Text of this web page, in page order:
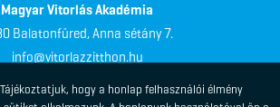
Magyar Vitorlás Akadémia
Balatonfüred, Anna sétány 7.
info@vitorlazzitthon.hu
hogy a honlap felhasználói élmény